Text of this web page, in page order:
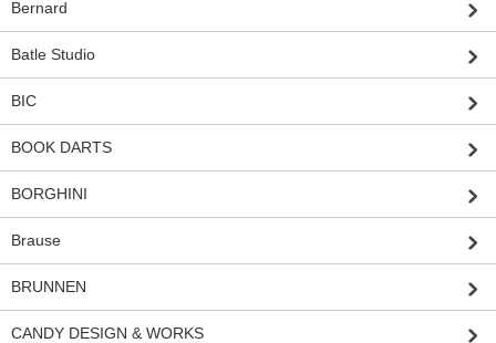
Bernard
Batle Studio
BIC
BOOK DARTS
BORGHINI
Brause
BRUNNEN
CANDY DESIGN & WORKS